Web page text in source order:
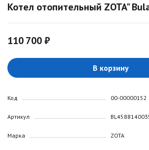
Котел отопительный ZOTA"
110 700 ₽
В корзину
Код
Артикул
Марка
00-00000152
ZOTA